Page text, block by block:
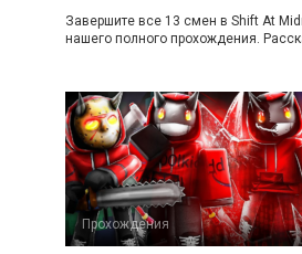
Завершите все 13 смен в Shift At
нашего полного прохождения.
Прохождения